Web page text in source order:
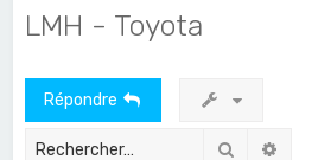
LMH - Toyota
Répondre
Rechercher